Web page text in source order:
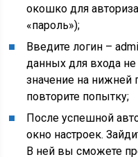
окошко для
«пароль»);
Введите логин –
данных для входа
значение на нижней
повторите попытку;
После успешной
окно настроек.
В ней вы сможете